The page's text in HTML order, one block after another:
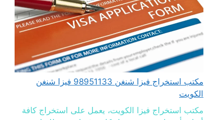
مكتب استخراج فيزا شنغن 98951133 فيزا شنغن
الكويت
مكتب استخراج فيزا الكويت، يعمل على استخراج كافة